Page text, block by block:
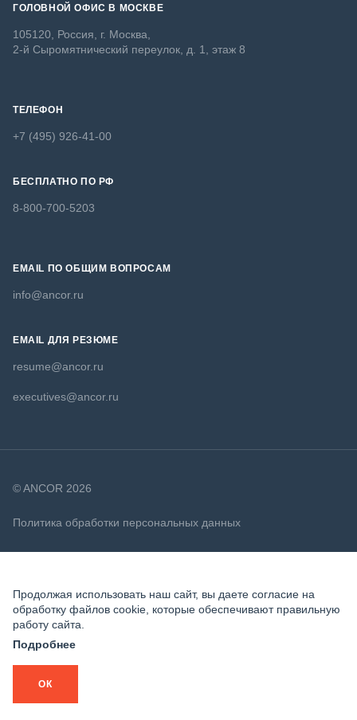
ГОЛОВНОЙ ОФИС В МОСКВЕ
105120, Россия, г. Москва,
2-й Сыромятнический переулок, д. 1, этаж 8
ТЕЛЕФОН
+7 (495) 926-41-00
БЕСПЛАТНО ПО РФ
8-800-700-5203
EMAIL ПО ОБЩИМ ВОПРОСАМ
info@ancor.ru
EMAIL ДЛЯ РЕЗЮМЕ
resume@ancor.ru
executives@ancor.ru
© ANCOR 2026
Политика обработки персональных данных
Продолжая использовать наш сайт, вы даете согласие на
обработку файлов cookie, которые обеспечивают правильную
работу сайта.
Подробнее
ОК